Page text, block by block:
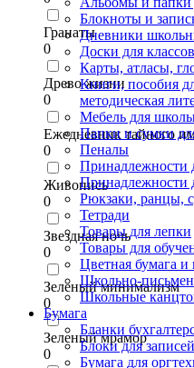
Гранаты
0
Древо жизни
0
Ежедневник тайного
0
Живопись
0
Звездная ночь
0
Зеленый минимализм
0
Зеленый мрамор
0
Блокноты и
Дневники
Доски для
Карты, атласы,
Книги, пособия
методическая
Мебель для
Папки и сумки
Пеналы
Принадлежности
Принадлежности
Рюкзаки, ранцы,
Тетради
Товары для лепки
Товары для
Цветная бумага и
Школьно-
Школьные
Бумага
Бланки
Блоки для
Бумага для